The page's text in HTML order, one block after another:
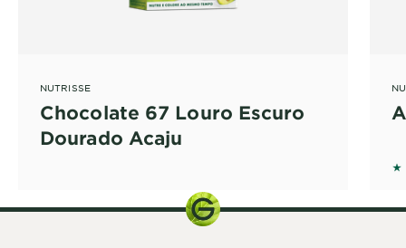
NUTRISSE
Chocolate 67 Louro Escuro
Dourado Acaju
4